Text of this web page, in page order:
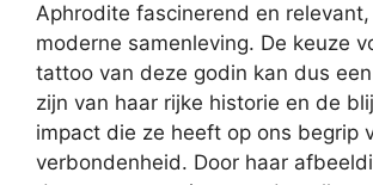
Aphrodite fascinerend en
moderne samenleving. De keuze
tattoo van deze godin kan dus
zijn van haar rijke historie en de
impact die ze heeft op ons begrip
verbondenheid. Door haar